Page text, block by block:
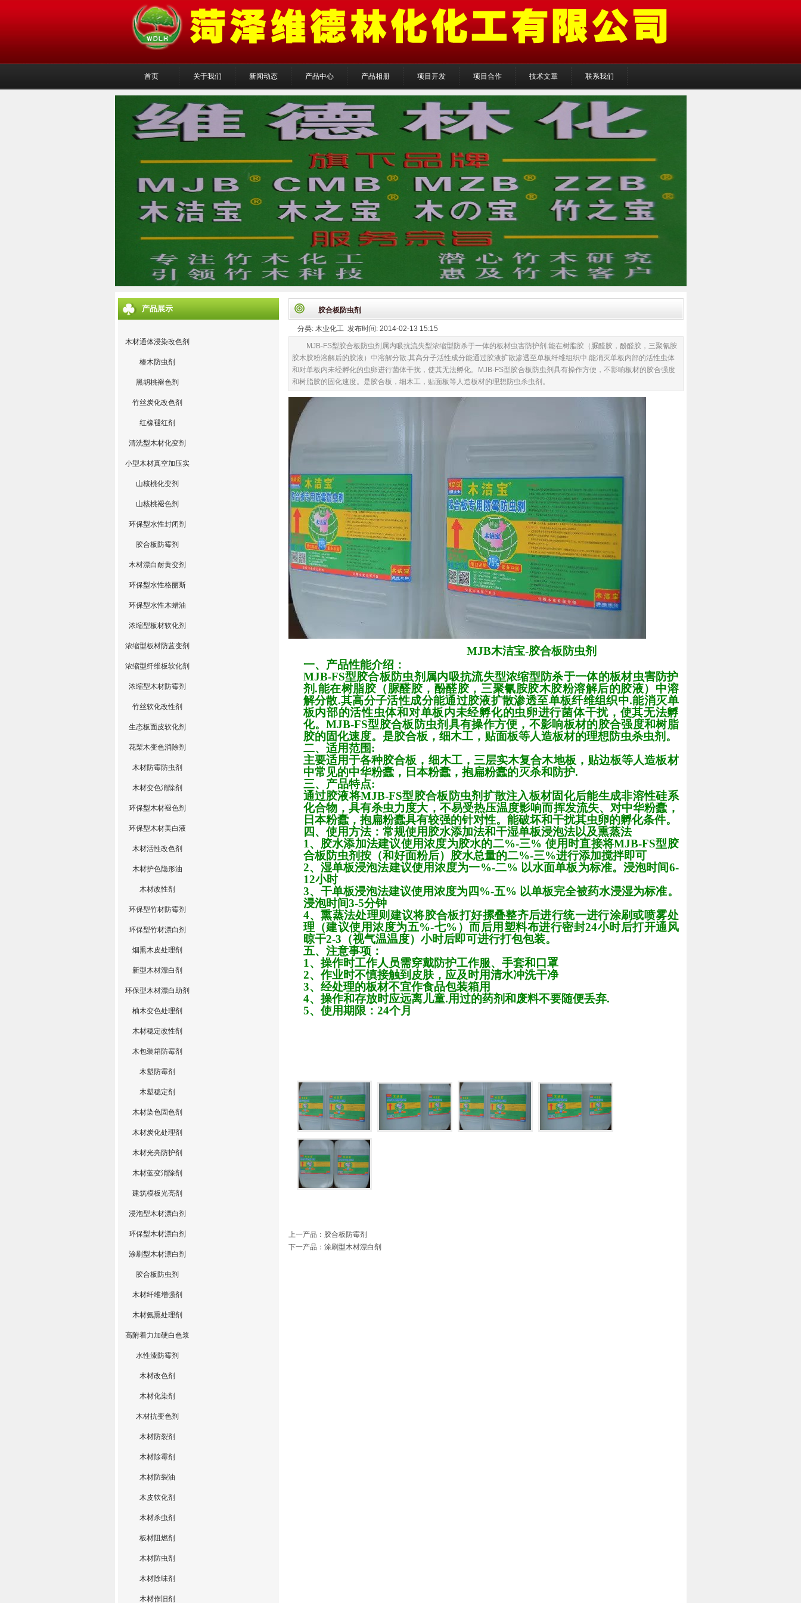
首页 关于我们 新闻动态 产品中心 产品相册 项目开发 项目合作 技术文章 联系我们
产品展示
木材通体浸染改色剂
椿木防虫剂
黑胡桃褪色剂
竹丝炭化改色剂
红橡褪红剂
清洗型木材化变剂
小型木材真空加压实
山核桃化变剂
山核桃褪色剂
环保型水性封闭剂
胶合板防霉剂
木材漂白耐黄变剂
环保型水性格丽斯
环保型水性木蜡油
浓缩型板材软化剂
浓缩型板材防蓝变剂
浓缩型纤维板软化剂
浓缩型木材防霉剂
竹丝软化改性剂
生态板面皮软化剂
花梨木变色消除剂
木材防霉防虫剂
木材变色消除剂
环保型木材褪色剂
环保型木材美白液
木材活性改色剂
木材护色隐形油
木材改性剂
环保型竹材防霉剂
环保型竹材漂白剂
烟熏木皮处理剂
新型木材漂白剂
环保型木材漂白助剂
柚木变色处理剂
木材稳定改性剂
木包装箱防霉剂
木塑防霉剂
木塑稳定剂
木材染色固色剂
木材炭化处理剂
木材光亮防护剂
木材蓝变消除剂
建筑模板光亮剂
浸泡型木材漂白剂
环保型木材漂白剂
涂刷型木材漂白剂
胶合板防虫剂
木材纤维增强剂
木材氨熏处理剂
高附着力加硬白色浆
水性漆防霉剂
木材改色剂
木材化染剂
木材抗变色剂
木材防裂剂
木材除霉剂
木材防裂油
木皮软化剂
木材杀虫剂
板材阻燃剂
木材防虫剂
木材除味剂
木材作旧剂
胶合板防虫剂
分类: 木业化工 发布时间: 2014-02-13 15:15
MJB-FS型胶合板防虫剂属内吸抗流失型浓缩型防杀于一体的板材虫害防护剂.能在树脂胶（脲醛胶，酚醛胶，三聚氰胺
胶木胶粉溶解后的胶液）中溶解分散.其高分子活性成分能通过胶液扩散渗透至单板纤维组织中.能消灭单板内部的活性虫体
和对单板内未经孵化的虫卵进行菌体干扰，使其无法孵化。MJB-FS型胶合板防虫剂具有操作方便，不影响板材的胶合强度
和树脂胶的固化速度。是胶合板，细木工，贴面板等人造板材的理想防虫杀虫剂。
MJB木洁宝-胶合板防虫剂
一、产品性能介绍：
MJB-FS型胶合板防虫剂属内吸抗流失型浓缩型防杀于一体的板材虫害防护
剂.能在树脂胶（脲醛胶，酚醛胶，三聚氰胺胶木胶粉溶解后的胶液）中溶
解分散.其高分子活性成分能通过胶液扩散渗透至单板纤维组织中.能消灭单
板内部的活性虫体和对单板内未经孵化的虫卵进行菌体干扰，使其无法孵
化。MJB-FS型胶合板防虫剂具有操作方便，不影响板材的胶合强度和树脂
胶的固化速度。是胶合板，细木工，贴面板等人造板材的理想防虫杀虫剂。
二、适用范围:
主要适用于各种胶合板，细木工，三层实木复合木地板，贴边板等人造板材
中常见的中华粉蠹，日本粉蠹，抱扁粉蠹的灭杀和防护.
三、产品特点:
通过胶液将MJB-FS型胶合板防虫剂扩散注入板材固化后能生成非溶性硅系
化合物，具有杀虫力度大，不易受热压温度影响而挥发流失、对中华粉蠹，
日本粉蠹，抱扁粉蠹具有较强的针对性。能破坏和干扰其虫卵的孵化条件。
四、使用方法：常规使用胶水添加法和干湿单板浸泡法以及熏蒸法
1 、胶水添加法建议使用浓度为胶水的二%-三% 使用时直接将MJB-FS型胶
合板防虫剂按（和好面粉后）胶水总量的二%-三%进行添加搅拌即可
2、湿单板浸泡法建议使用浓度为一%-二% 以水面单板为标准。浸泡时间6-
12小时
3、干单板浸泡法建议使用浓度为 四%-五% 以单板完全被药水浸湿为标准。
浸泡时间3-5分钟
4、熏蒸法处理则建议将胶合板打好摞叠整齐后进行统一进行涂刷或喷雾处
理（建议使用浓度为五%-七% ）而后用塑料布进行密封24小时后打开通风
晾干2-3 （视气温温度）小时后即可进行打包包装。
五、注意事项：
1 、操作时工作人员需穿戴防护工作服、手套和口罩
2、作业时不慎接触到皮肤，应及时用清水冲洗干净
3、经处理的板材不宜作食品包装箱用
4、操作和存放时应远离儿童.用过的药剂和废料不要随便丢弃.
5、使用期限： 24个月
上一产品 ： 胶合板防霉剂
下一产品 ： 涂刷型木材漂白剂